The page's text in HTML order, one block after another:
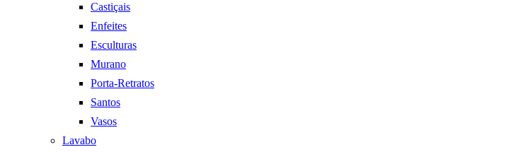
Castiçais
Enfeites
Esculturas
Murano
Porta-Retratos
Santos
Vasos
Lavabo